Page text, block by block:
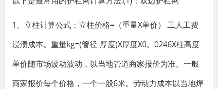
1、立柱计算公式：立柱价格=（重量X单价） 工人工费
浸渍成本。重量kg=(管径-厚度)X厚度X0。0246X柱高度
单价随市场波动波动，以当地管道商家报价为准。一般
商家报价每个价格，一个一般6米。劳动力成本以当地焊